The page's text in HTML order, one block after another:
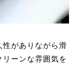
がありながら滑
ーンな雰囲気を